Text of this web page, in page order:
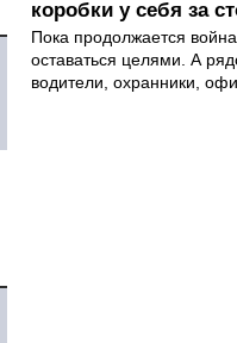
коробки у себя за
Пока продолжается
оставаться целями. А
водители, охранники,